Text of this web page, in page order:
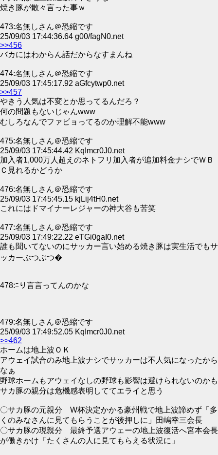
焼き豚が散々言った事ｗ
473:名無しさん＠恐縮です
25/09/03 17:44:36.64 g00/fagN0.net
>>456
バカにはわからん話だからなすまんね
474:名無しさん＠恐縮です
25/09/03 17:45:17.92 aGfcytwp0.net
>>457
やきう人気は不変とか思ってるんだろ？
何の問題もないじゃんwww
むしろなんでファビョってるのか理解不能www
475:名無しさん＠恐縮です
25/09/03 17:45:44.42 KqImcr0J0.net
加入者1,000万人超えのネトフリ加入者が追加料金ナシでＷＢ
Ｃ見れるかどうか
476:名無しさん＠恐縮です
25/09/03 17:45:45.15 kjLij4tH0.net
これにはドマイナーレジャーの神大谷も苦笑
477:名無しさん＠恐縮です
25/09/03 17:49:22.22 eTGi0gaI0.net
誰も聞いてないのにサッカー言い始める焼き豚は実生活でもサ
ッカーぶつぶつ�
478:ﾆり言言ってんのかな
479:名無しさん＠恐縮です
25/09/03 17:49:52.05 KqImcr0J0.net
>>462
ホームは地上波ＯＫ
アウェイ試合のみ地上波ナシでサッカーは不人気になったから
なぁ
野球ホームもアウェイなしの野球も影響は避けられないのかも
サカ豚の親分は危機感表明しててエライと思う
〇サカ豚の元親分 W杯決定かかる豪州戦で地上波諦めず「多
くのみなさんに見てもらうことが後押しに」田嶋幸三会長
〇サカ豚の現親分 最終予選アウェーの地上波復活へ宮本会長
が働きかけ「たくさんの人に見てもらえる状況に」